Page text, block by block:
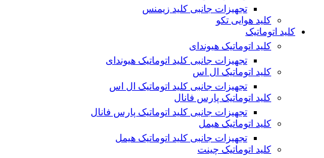
تجهیزات جانبی کلید زیمنس
کلید هوایی تکو
کلید اتوماتیک
کلید اتوماتیک هیوندای
تجهیزات جانبی کلید اتوماتیک هیوندای
کلید اتوماتیک ال اس
تجهیزات جانبی کلید اتوماتیک ال اس
کلید اتوماتیک پارس فانال
تجهیزات جانبی کلید اتوماتیک پارس فانال
کلید اتوماتیک هیمل
تجهیزات جانبی کلید اتوماتیک هیمل
کلید اتوماتیک چینت